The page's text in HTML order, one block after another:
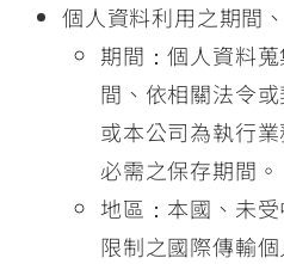
個人資料利用之期間
期間：個人資料
間、依相關法令
或本公司為執行
必需之保存期間。
地區：本國、未
限制之國際傳輸